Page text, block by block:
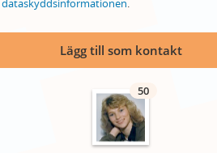
dataskyddsinformationen.
Lägg till som kontakt
50